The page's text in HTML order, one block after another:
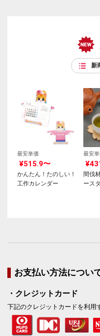
新
最安単価
¥515.9〜
かんたん！たのしい！
工作カレンダー
最安単
間伐
ース
お支払い方法につい
・クレジットカード
下記のクレジットカードを利用